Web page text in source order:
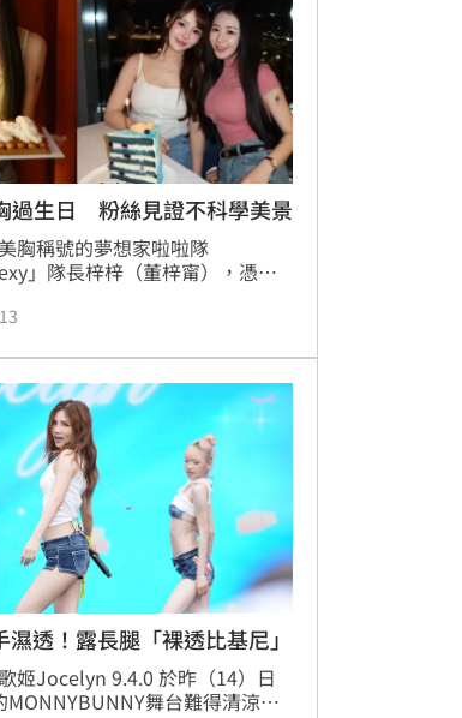
過生日 粉絲見證不科學美景
胸稱號的夢想家啦啦隊
」隊長梓梓（董梓甯），憑藉
過社群分享滿桌慶生禮物與蛋
畔泳裝照寵粉。
濕透！露長腿「裸透比基尼」
姬Jocelyn 9.4.0 於昨（14）日
舞台難得清涼演